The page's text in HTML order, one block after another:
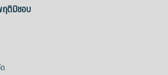
ฤติมิชอบ